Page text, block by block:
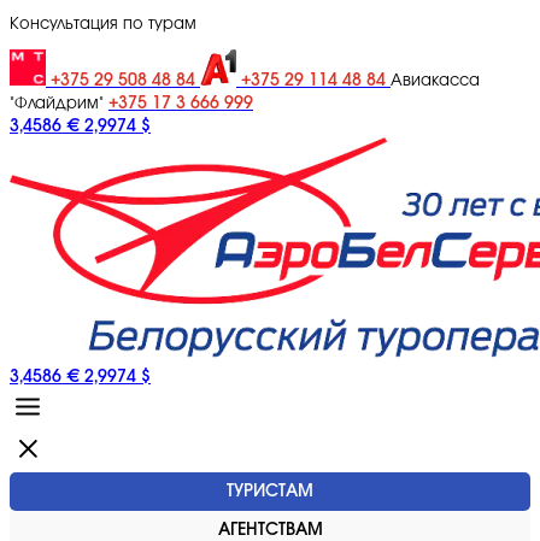
Консультация по турам
+375 29 508 48 84 +375 29 114 48 84 Авиакасса
"Флайдрим" +375 17 3 666 999
3,4586 € 2,9974 $
3,4586 € 2,9974 $
ТУРИСТАМ
АГЕНТСТВАМ